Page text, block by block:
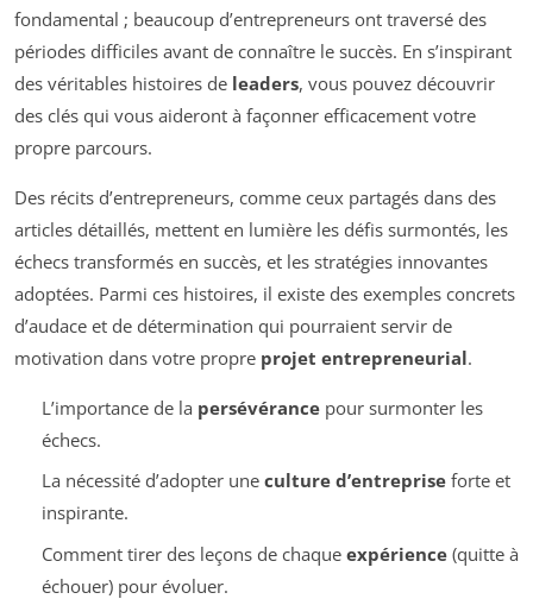
fondamental ; beaucoup d’entrepreneurs ont traversé des
périodes difficiles avant de connaître le succès. En s’inspirant
des véritables histoires de leaders, vous pouvez découvrir
des clés qui vous aideront à façonner efficacement votre
propre parcours.
Des récits d’entrepreneurs, comme ceux partagés dans des
articles détaillés, mettent en lumière les défis surmontés, les
échecs transformés en succès, et les stratégies innovantes
adoptées. Parmi ces histoires, il existe des exemples concrets
d’audace et de détermination qui pourraient servir de
motivation dans votre propre projet entrepreneurial.
L’importance de la persévérancepour surmonter les
échecs.
La nécessité d’adopter une culture d’entrepriseforte et
inspirante.
Comment tirer des leçons de chaque expérience(quitte à
échouer) pour évoluer.